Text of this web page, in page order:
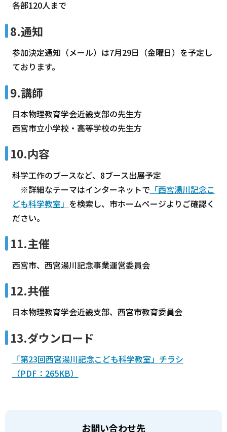
各部120人まで
8.通知
参加決定通知（メール）は7月29日（金曜日）を予定し
ております。
9.講師
日本物理教育学会近畿支部の先生方
西宮市立小学校・高等学校の先生方
10.内容
科学工作のブースなど、8ブース出展予定
※詳細なテーマはインターネットで 「西宮湯川記念こ
ども科学教室」 を検索し、市ホームページよりご確認く
ださい。
11.主催
西宮市、西宮湯川記念事業運営委員会
12.共催
日本物理教育学会近畿支部、西宮市教育委員会
13.ダウンロード
「第23回西宮湯川記念こども科学教室」チラシ
（PDF：265KB）
お問い合わせ先